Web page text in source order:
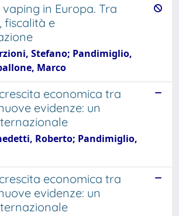
in Europa. Tra
fiscalità e
Stefano; Pandimiglio,
Marco
economica tra
evidenze: un
Roberto; Pandimiglio,
economica tra
evidenze: un